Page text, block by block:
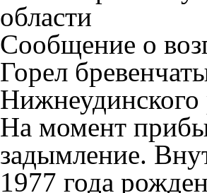
области
Сообщение о
Горел
Нижнеудинского
На момент
задымление.
1977 года